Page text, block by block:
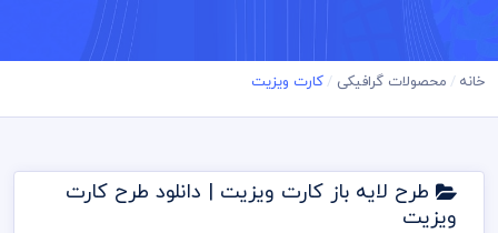
خانه محصولات گرافیکی کارت ویزیت
طرح لایه باز کارت ویزیت | دانلود طرح کارت
ویزیت